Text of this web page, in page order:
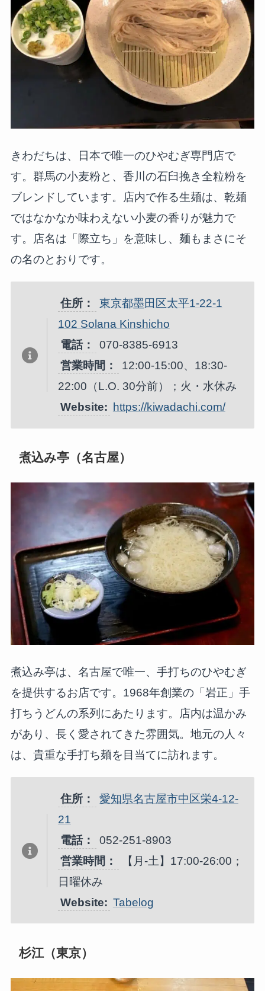
きわだちは、日本で唯一のひやむぎ専門店で
す。群馬の小麦粉と、香川の石臼挽き全粒粉を
ブレンドしています。店内で作る生麺は、乾麺
ではなかなか味わえない小麦の香りが魅力で
す。店名は「際立ち」を意味し、麺もまさにそ
の名のとおりです。
住所：
東京都墨田区太平1-22-1
102 Solana Kinshicho
電話：
070-8385-6913
営業時間：
12:00-15:00、18:30-
22:00（L.O. 30分前）；火・水休み
Website:
https://kiwadachi.com/
煮込み亭（名古屋）
煮込み亭は、名古屋で唯一、手打ちのひやむぎ
を提供するお店です。1968年創業の「岩正」手
打ちうどんの系列にあたります。店内は温かみ
があり、長く愛されてきた雰囲気。地元の人々
は、貴重な手打ち麺を目当てに訪れます。
住所：
愛知県名古屋市中区栄4-12-
21
電話：
052-251-8903
営業時間：
【月-土】17:00-26:00；
日曜休み
Website: Tabelog
杉江（東京）